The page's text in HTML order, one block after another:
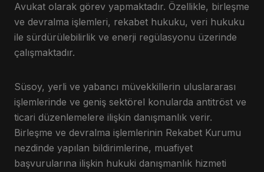
Avukat olarak görev yapmaktadır. Özellikle, birleşme
ve devralma işlemleri, rekabet hukuku, veri hukuku
ile sürdürülebilirlik ve enerji regülasyonu üzerinde
çalışmaktadır.
Süsoy, yerli ve yabancı müvekkillerin uluslararası
işlemlerinde ve geniş sektörel konularda antitröst ve
ticari düzenlemelere ilişkin danışmanlık verir.
Birleşme ve devralma işlemlerinin Rekabet Kurumu
nezdinde yapılan bildirimlerine, muafiyet
başvurularına ilişkin hukuki danışmanlık hizmeti